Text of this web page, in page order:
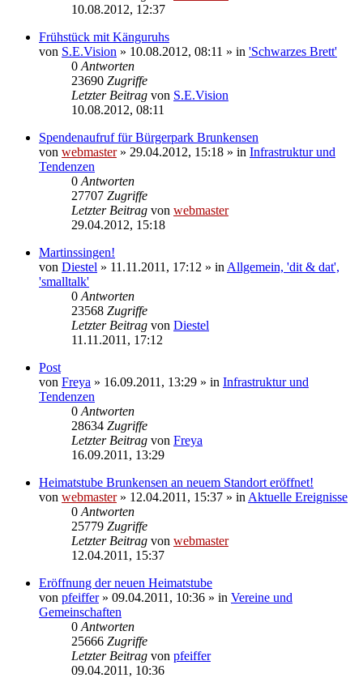
10.08.2012, 12:37
Frühstück mit Känguruhs
von S.E.Vision » 10.08.2012, 08:11 » in 'Schwarzes Brett'
0 Antworten
23690 Zugriffe
Letzter Beitrag von S.E.Vision
10.08.2012, 08:11
Spendenaufruf für Bürgerpark Brunkensen
von webmaster» 29.04.2012, 15:18 » in Infrastruktur und
Tendenzen
0 Antworten
27707 Zugriffe
Letzter Beitrag von webmaster
29.04.2012, 15:18
Martinssingen!
von Diestel » 11.11.2011, 17:12 » in Allgemein, 'dit & dat',
'smalltalk'
0 Antworten
23568 Zugriffe
Letzter Beitrag von Diestel
11.11.2011, 17:12
Post
von Freya » 16.09.2011, 13:29 » in Infrastruktur und
Tendenzen
0 Antworten
28634 Zugriffe
Letzter Beitrag von Freya
16.09.2011, 13:29
Heimatstube Brunkensen an neuem Standort eröffnet!
von webmaster» 12.04.2011, 15:37 » in Aktuelle Ereignisse
0 Antworten
25779 Zugriffe
Letzter Beitrag von webmaster
12.04.2011, 15:37
Eröffnung der neuen Heimatstube
von pfeiffer» 09.04.2011, 10:36 » in Vereine und
Gemeinschaften
0 Antworten
25666 Zugriffe
Letzter Beitrag von pfeiffer
09.04.2011, 10:36